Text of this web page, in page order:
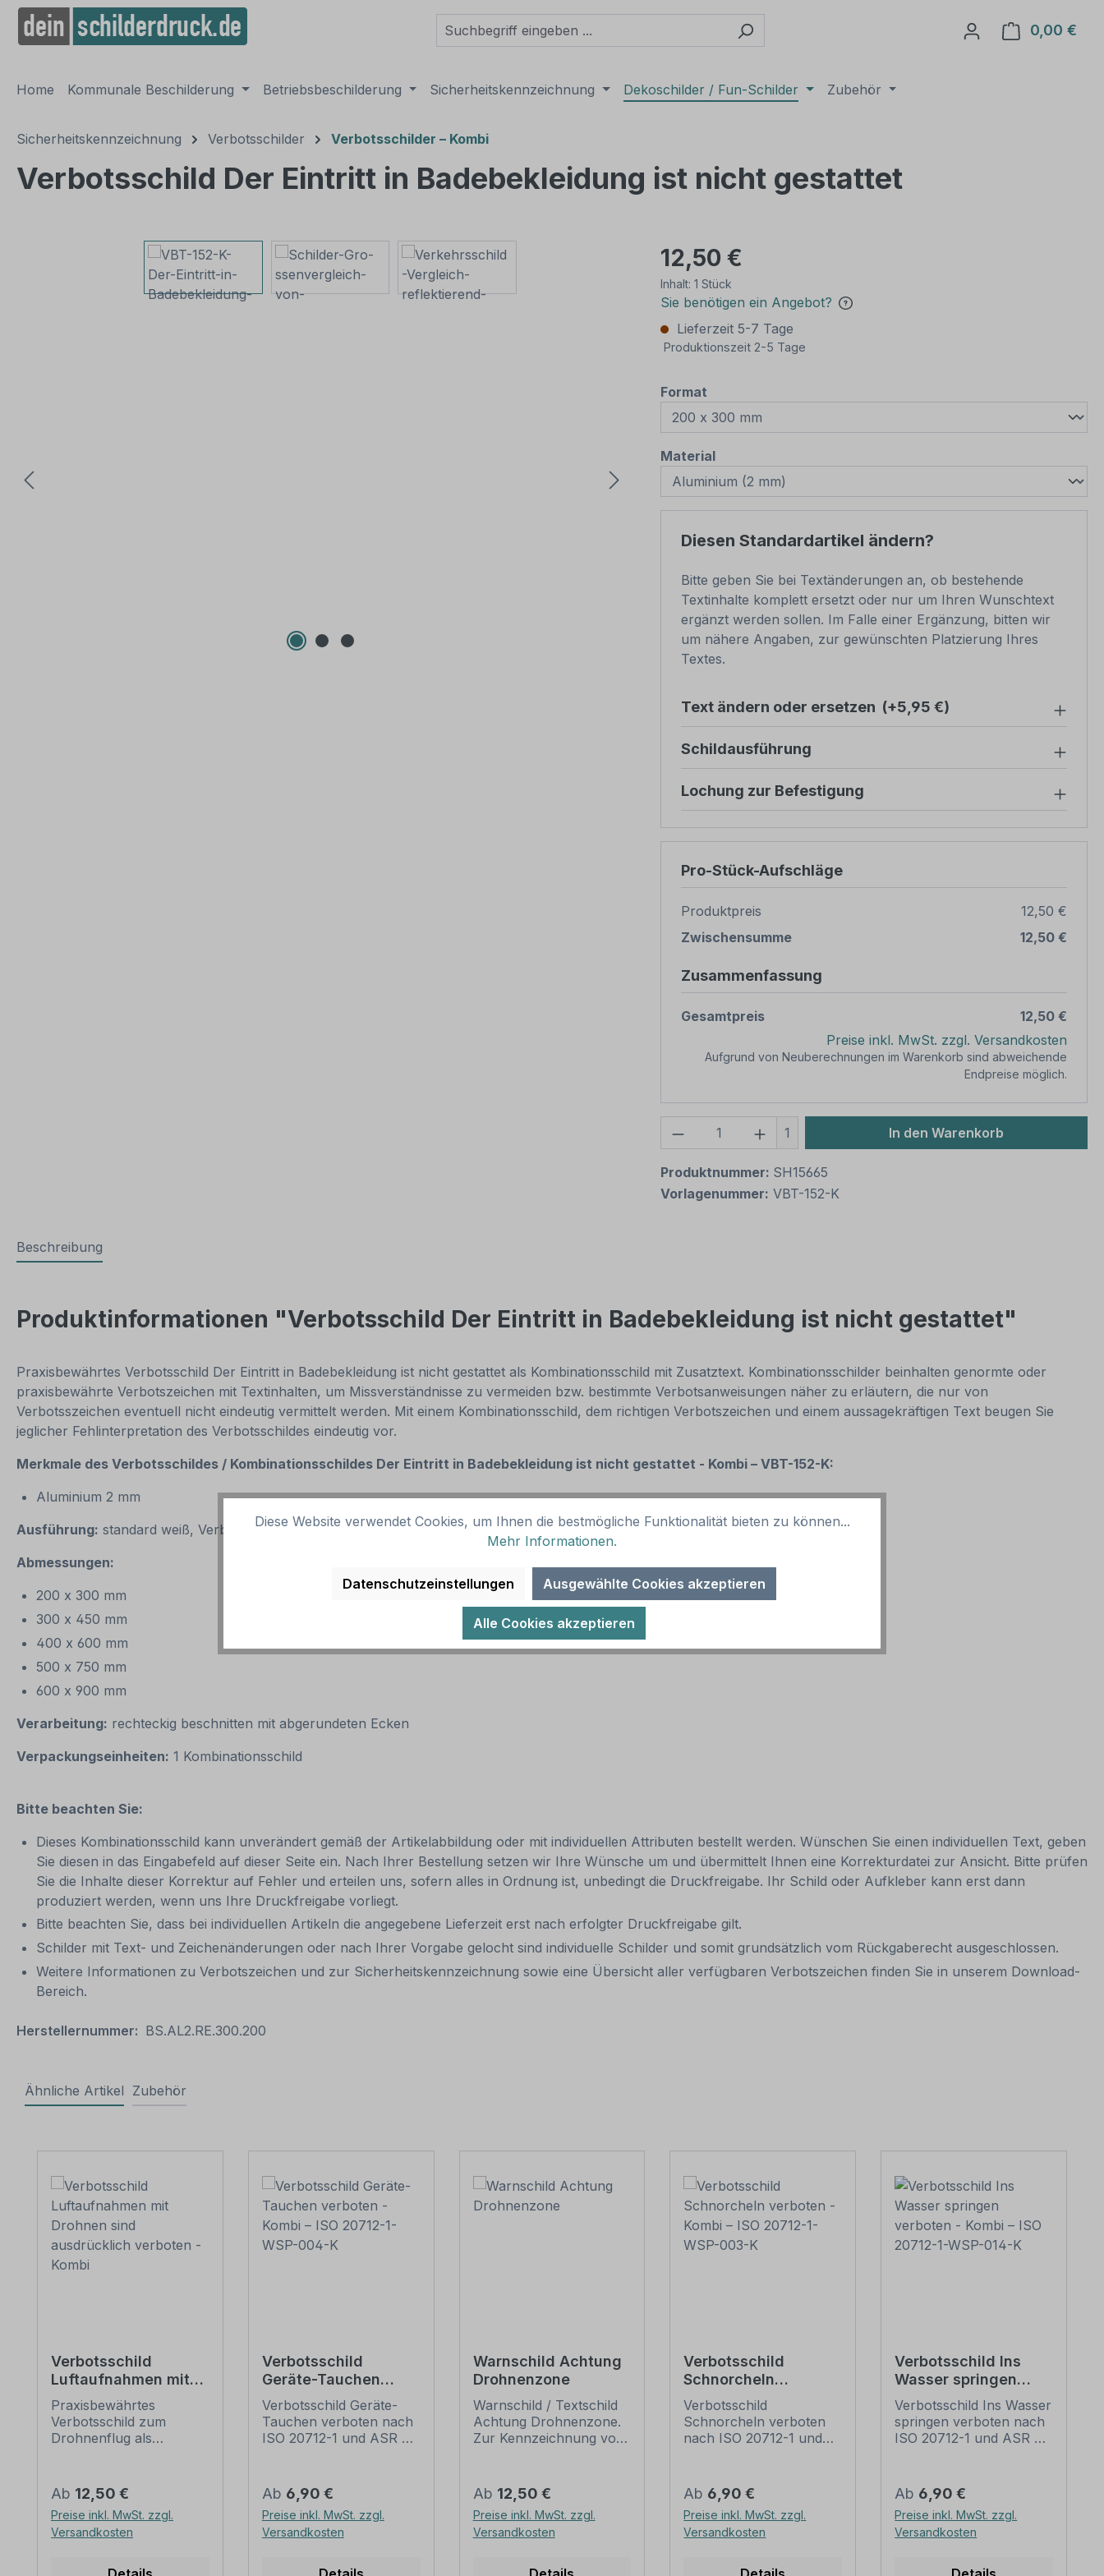
Zur Hauptnavigation springen
0,00 €
Home Kommunale Beschilderung Betriebsbeschilderung Sicherheitskennzeichnung Dekoschilder / Fun-Schilder Zubehör
Sicherheitskennzeichnung Verbotsschilder Verbotsschilder – Kombi
Verbotsschild Der Eintritt in Badebekleidung ist nicht gestattet
Bildergalerie überspringen 12,50 €
Inhalt: 1 Stück
Sie benötigen ein Angebot?
Lieferzeit 5-7 Tage
Produktionszeit 2-5 Tage
Format
Materialauswählen
Diesen Standardartikel ändern?
Bitte geben Sie bei Textänderungen an, ob bestehende
Textinhalte komplett ersetzt oder nur um Ihren Wunschtext
ergänzt werden sollen. Im Falle einer Ergänzung, bitten wir
um nähere Angaben, zur gewünschten Platzierung Ihres
Textes.
Text ändern oder ersetzen (+5,95 €)
Schildausführung
Lochung zur Befestigung
Pro-Stück-Aufschläge
Produktpreis
12,50 €
Zwischensumme
12,50 €
Zusammenfassung
Gesamtpreis
12,50 €
Preise inkl. MwSt. zzgl. Versandkosten
Aufgrund von Neuberechnungen im Warenkorb sind abweichende
Endpreise möglich.
Produkt Anzahl: Gib den gewünschten Wert
1 In den Warenkorb
Produktnummer: SH15665
Vorlagenummer: VBT-152-K
Beschreibung
Produktinformationen "Verbotsschild Der Eintritt in Badebekleidung ist nicht gestattet"
Praxisbewährtes Verbotsschild Der Eintritt in Badebekleidung ist nicht gestattet als Kombinationsschild mit Zusatztext. Kombinationsschilder beinhalten genormte oder
praxisbewährte Verbotszeichen mit Textinhalten, um Missverständnisse zu vermeiden bzw. bestimmte Verbotsanweisungen näher zu erläutern, die nur von
Verbotsszeichen eventuell nicht eindeutig vermittelt werden. Mit einem Kombinationsschild, dem richtigen Verbotszeichen und einem aussagekräftigen Text beugen Sie
jeglicher Fehlinterpretation des Verbotsschildes eindeutig vor.
Merkmale des Verbotsschildes / Kombinationsschildes Der Eintritt in Badebekleidung ist nicht gestattet - Kombi – VBT-152-K:
Aluminium 2 mm
Ausführung: standard weiß, Verbotssymbol rot/schwarz, schwarzer Text und Rahmen. Alternative Ausführungen sind möglich.
Abmessungen:
200 x 300 mm
300 x 450 mm
400 x 600 mm
500 x 750 mm
600 x 900 mm
Verarbeitung: rechteckig beschnitten mit abgerundeten Ecken
Verpackungseinheiten: 1 Kombinationsschild
Bitte beachten Sie:
Dieses Kombinationsschild kann unverändert gemäß der Artikelabbildung oder mit individuellen Attributen bestellt werden. Wünschen Sie einen individuellen Text, geben
Sie diesen in das Eingabefeld auf dieser Seite ein. Nach Ihrer Bestellung setzen wir Ihre Wünsche um und übermittelt Ihnen eine Korrekturdatei zur Ansicht. Bitte prüfen
Sie die Inhalte dieser Korrektur auf Fehler und erteilen uns, sofern alles in Ordnung ist, unbedingt die Druckfreigabe. Ihr Schild oder Aufkleber kann erst dann
produziert werden, wenn uns Ihre Druckfreigabe vorliegt.
Bitte beachten Sie, dass bei individuellen Artikeln die angegebene Lieferzeit erst nach erfolgter Druckfreigabe gilt.
Schilder mit Text- und Zeichenänderungen oder nach Ihrer Vorgabe gelocht sind individuelle Schilder und somit grundsätzlich vom Rückgaberecht ausgeschlossen.
Weitere Informationen zu Verbotszeichen und zur Sicherheitskennzeichnung sowie eine Übersicht aller verfügbaren Verbotszeichen finden Sie in unserem Download-
Bereich.
Herstellernummer: BS.AL2.RE.300.200
Ähnliche Artikel Zubehör
Verbotsschild
Luftaufnahmen mit
Drohnen sind
ausdrücklich
verboten - Kombi
Praxisbewährtes
Verbotsschild zum
Drohnenflug als
Kombinationsschilder
beinhalten genormte
oder praxisbewährte
Verbotszeichen mit
Missverständnisse zu
Regulärer Preis:
Ab 12,50 €
Preise inkl. MwSt. zzgl.
Versandkosten
Verbotsschild
Geräte-Tauchen
verboten - Kombi –
ISO 20712-1-WSP-
004-K
Verbotsschild Geräte-
Tauchen verboten nach
ISO 20712-1 und ASR A
Zusatztext.
Kombinationsschilder
beinhalten genormte
oder praxisbewährte
Textinhalten, um
Regulärer Preis:
Ab 6,90 €
Preise inkl. MwSt. zzgl.
Versandkosten
Warnschild Achtung
Drohnenzone
Warnschild / Textschild
Achtung Drohnenzone.
Zur Kennzeichnung von
Unsere Hinweisschilder
sind in zahlreichen
Größen und
Ausführungen erhältlich.
Standardschilder oder in
Regulärer Preis:
Ab 12,50 €
Preise inkl. MwSt. zzgl.
Versandkosten
Verbotsschild
Schnorcheln
verboten - Kombi –
ISO 20712-1-WSP-
003-K
Verbotsschild
Schnorcheln verboten
nach ISO 20712-1 und
Zusatztext.
Kombinationsschilder
beinhalten genormte
oder praxisbewährte
Textinhalten, um
Regulärer Preis:
Ab 6,90 €
Preise inkl. MwSt. zzgl.
Versandkosten
Verbotsschild Ins
Wasser springen
verboten - Kombi –
ISO 20712-1-WSP-
014-K
Verbotsschild Ins Wasser
springen verboten nach
ISO 20712-1 und ASR A
Zusatztext.
Kombinationsschilder
beinhalten genormte
oder praxisbewährte
Textinhalten, um
Regulärer Preis:
Ab 6,90 €
Preise inkl. MwSt. zzgl.
Versandkosten
Diese Website verwendet Cookies, um Ihnen die bestmögliche Funktionalität bieten zu können...
Mehr Informationen.
Datenschutzeinstellungen Ausgewählte Cookies akzeptieren
Alle Cookies akzeptieren